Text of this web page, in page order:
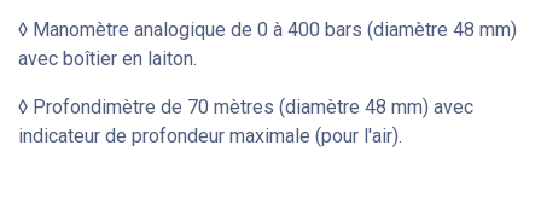
◊ Manomètre analogique de 0 à 400 bars (diamètre 48 mm)
avec boîtier en laiton.
◊ Profondimètre de 70 mètres (diamètre 48 mm) avec
indicateur de profondeur maximale (pour l'air).